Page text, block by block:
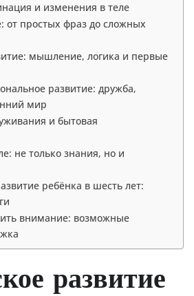
и изменения в теле
от простых фраз до сложных
мышление, логика и первые
развитие: дружба,
мир
и бытовая
не только знания, но и
ребёнка в шесть лет:
внимание: возможные
развитие